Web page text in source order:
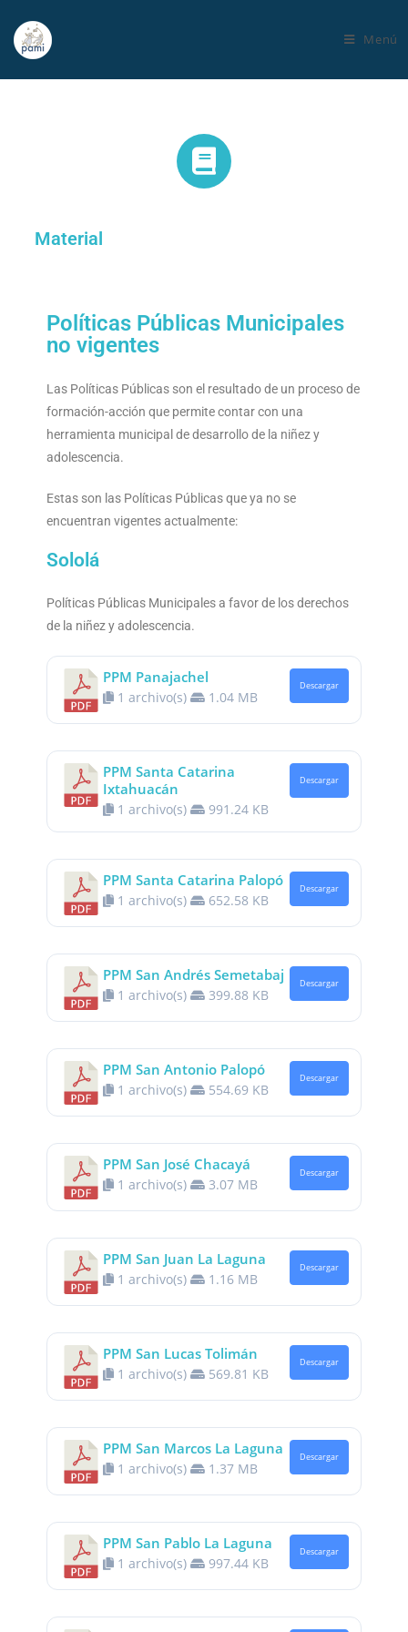
Menú
Material
Políticas Públicas Municipales
no vigentes
Las Políticas Públicas son el resultado de un proceso de
formación-acción que permite contar con una
herramienta municipal de desarrollo de la niñez y
adolescencia.
Estas son las Políticas Públicas que ya no se
encuentran vigentes actualmente:
Sololá
Políticas Públicas Municipales a favor de los derechos
de la niñez y adolescencia.
PPM Panajachel
1 archivo(s) 1.04 MB
Descargar
PPM Santa Catarina
Ixtahuacán
1 archivo(s) 991.24 KB
Descargar
PPM Santa Catarina Palopó
1 archivo(s) 652.58 KB
Descargar
PPM San Andrés Semetabaj
1 archivo(s) 399.88 KB
Descargar
PPM San Antonio Palopó
1 archivo(s) 554.69 KB
Descargar
PPM San José Chacayá
1 archivo(s) 3.07 MB
Descargar
PPM San Juan La Laguna
1 archivo(s) 1.16 MB
Descargar
PPM San Lucas Tolimán
1 archivo(s) 569.81 KB
Descargar
PPM San Marcos La Laguna
1 archivo(s) 1.37 MB
Descargar
PPM San Pablo La Laguna
1 archivo(s) 997.44 KB
Descargar